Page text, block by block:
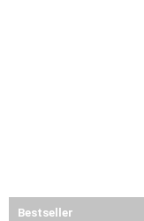
Bestseller